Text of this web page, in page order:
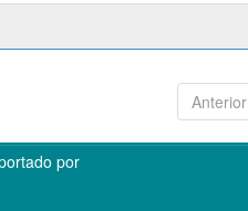
Anterior
por